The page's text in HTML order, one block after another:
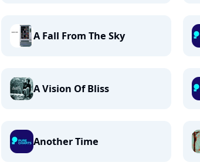
A Fall From The Sky
A Vision Of Bliss
Another Time